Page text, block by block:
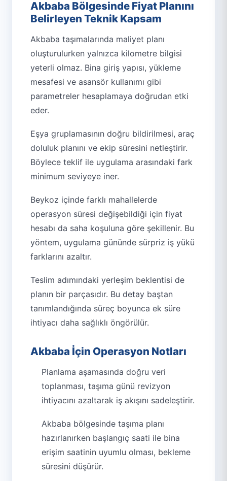
Akbaba Bölgesinde Fiyat Planını
Belirleyen Teknik Kapsam
Akbaba taşımalarında maliyet planı
oluşturulurken yalnızca kilometre bilgisi
yeterli olmaz. Bina giriş yapısı, yükleme
mesafesi ve asansör kullanımı gibi
parametreler hesaplamaya doğrudan etki
eder.
Eşya gruplamasının doğru bildirilmesi, araç
doluluk planını ve ekip süresini netleştirir.
Böylece teklif ile uygulama arasındaki fark
minimum seviyeye iner.
Beykoz içinde farklı mahallelerde
operasyon süresi değişebildiği için fiyat
hesabı da saha koşuluna göre şekillenir. Bu
yöntem, uygulama gününde sürpriz iş yükü
farklarını azaltır.
Teslim adımındaki yerleşim beklentisi de
planın bir parçasıdır. Bu detay baştan
tanımlandığında süreç boyunca ek süre
ihtiyacı daha sağlıklı öngörülür.
Akbaba İçin Operasyon Notları
Planlama aşamasında doğru veri
toplanması, taşıma günü revizyon
ihtiyacını azaltarak iş akışını sadeleştirir.
Akbaba bölgesinde taşıma planı
hazırlanırken başlangıç saati ile bina
erişim saatinin uyumlu olması, bekleme
süresini düşürür.